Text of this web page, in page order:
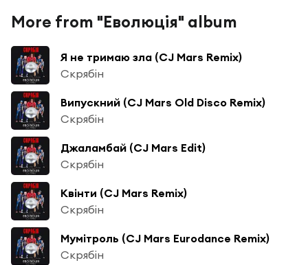
More from "Еволюція" album
Я не тримаю зла (CJ Mars Remix)
Скрябін
Випускний (CJ Mars Old Disco Remix)
Скрябін
Джаламбай (CJ Mars Edit)
Скрябін
Квінти (CJ Mars Remix)
Скрябін
Мумітроль (CJ Mars Eurodance Remix)
Скрябін